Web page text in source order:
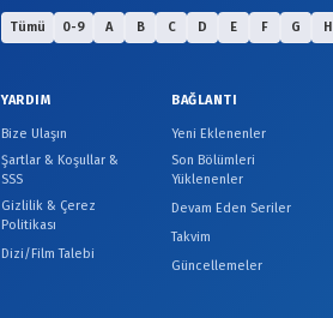
Tümü 0-9 A B C D E F G H
YARDIM
Bize Ulaşın
Şartlar & Koşullar &
SSS
Gizlilik & Çerez
Politikası
Dizi/Film Talebi
BAĞLANTI
Yeni Eklenenler
Son Bölümleri
Yüklenenler
Devam Eden Seriler
Takvim
Güncellemeler